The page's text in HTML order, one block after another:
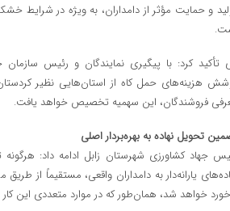
و حمایت مؤثر از دامداران، به ویژه در شرایط
تأکید کرد: با پیگیری نمایندگان و رئیس سازمان
هزینه‌های حمل کاه از استان‌هایی نظیر
فروشندگان، این سهمیه تخصیص خواهد یافت.
تحویل نهاده به بهره‌بردار اصلی
جهاد کشاورزی شهرستان زابل ادامه داد:
یارانه‌دار به دامداران واقعی، مستقیماً از
خواهد شد، همان‌طور که در موارد متعددی این